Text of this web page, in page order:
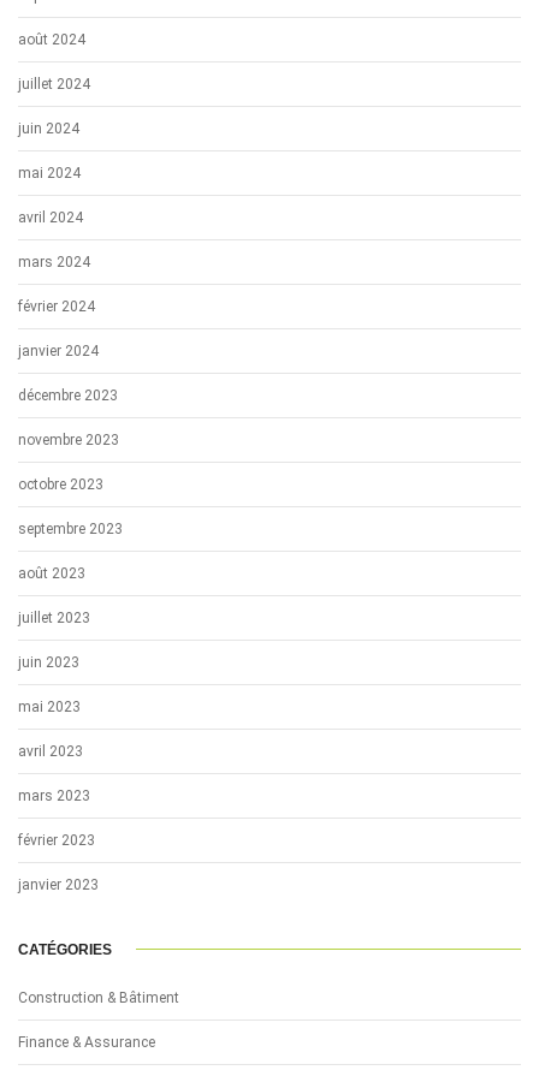
août 2024
juillet 2024
juin 2024
mai 2024
avril 2024
mars 2024
février 2024
janvier 2024
décembre 2023
novembre 2023
octobre 2023
septembre 2023
août 2023
juillet 2023
juin 2023
mai 2023
avril 2023
mars 2023
février 2023
janvier 2023
CATÉGORIES
Construction & Bâtiment
Finance & Assurance